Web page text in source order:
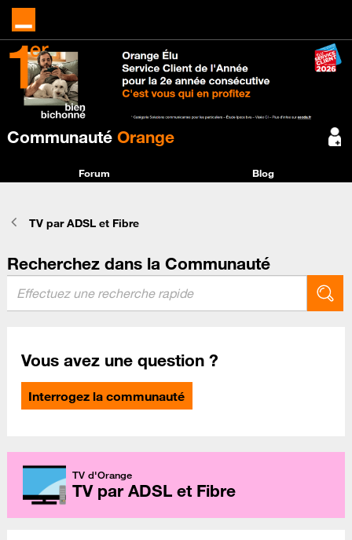
Communauté Orange
Forum Blog
TV par ADSL et Fibre
Recherchez dans la Communauté
Vous avez une question ?
Interrogez la communauté
TV d'Orange
TV par ADSL et Fibre